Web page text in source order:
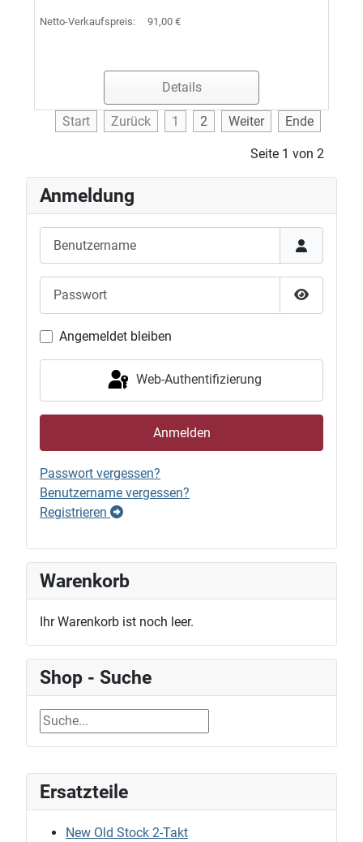
Ersatzteile
New Old Stock 2-Takt
Netto-Verkaufspreis: 91,00 €
Details
Start Zurück 1 2 Weiter Ende
Seite 1 von 2
Anmeldung
Passwort
Angemeldet bleiben
Web-Authentifizierung
Anmelden
Passwort vergessen?
Benutzername vergessen?
Registrieren
Warenkorb
Ihr Warenkorb ist noch leer.
Shop - Suche